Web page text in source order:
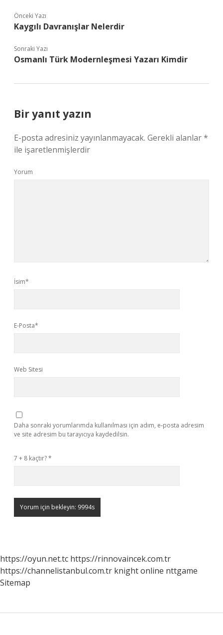
Önceki Yazı
Kaygılı Davranışlar Nelerdir
Sonraki Yazı
Osmanlı Türk Modernleşmesi Yazarı Kimdir
Bir yanıt yazın
E-posta adresiniz yayınlanmayacak. Gerekli alanlar*
ile işaretlenmişlerdir
Yorum
İsim*
E-Posta*
Web Sitesi
Daha sonraki yorumlarımda kullanılması için adım, e-posta adresim
ve site adresim bu tarayıcıya kaydedilsin.
7 + 8 kaçtır?*
https://oyun.net.tc https://rinnovaincek.com.tr
https://channelistanbul.com.tr knight online nttgame
Sitemap